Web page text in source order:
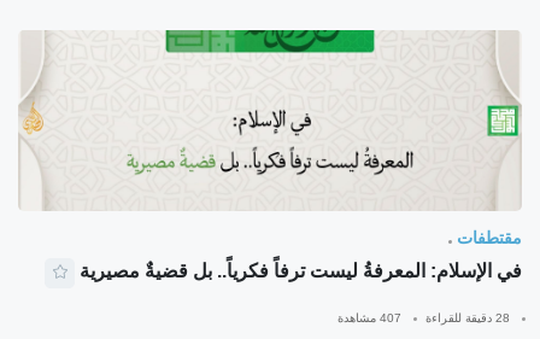
مقتطفات
في الإسلام: المعرفةُ ليست ترفاً فكرياً.. بل قضيةٌ مصيرية
28 دقيقة للقراءة 407 مشاهدة